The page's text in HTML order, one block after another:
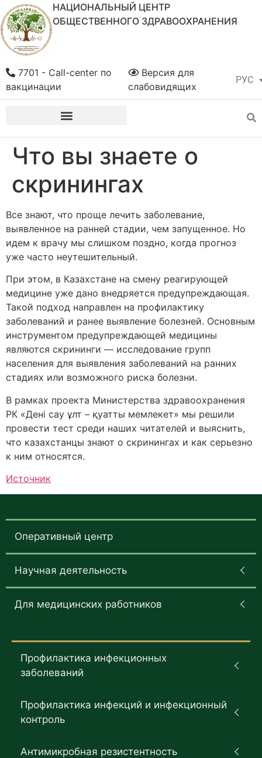
НАЦИОНАЛЬНЫЙ ЦЕНТР
ОБЩЕСТВЕННОГО ЗДРАВООХРАНЕНИЯ
РУС
ҚАЗ
Версия для
слабовидящих
7701 - Call-center по
вакцинации
Что вы знаете о
скринингах
Все знают, что проще лечить заболевание,
выявленное на ранней стадии, чем запущенное. Но
идем к врачу мы слишком поздно, когда прогноз
уже часто неутешительный.
При этом, в Казахстане на смену реагирующей
медицине уже дано внедряется предупреждающая.
Такой подход направлен на профилактику
заболеваний и ранее выявление болезней. Основным
инструментом предупреждающей медицины
являются скрининги — исследование групп
населения для выявления заболеваний на ранних
стадиях или возможного риска болезни.
В рамках проекта Министерства здравоохранения
РК «Дені сау ұлт – қуатты мемлекет» мы решили
провести тест среди наших читателей и выяснить,
что казахстанцы знают о скринингах и как серьезно
к ним относятся.
Источник
Оперативный центр
Научная деятельность
Для медицинских работников
Профилактика инфекционных
заболеваний
Профилактика инфекций и инфекционный
контроль
Антимикробная резистентность